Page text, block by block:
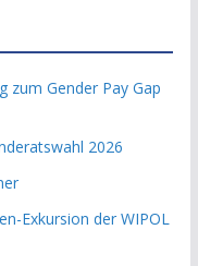
zum Gender Pay Gap
2026
Exkursion der WIPOL